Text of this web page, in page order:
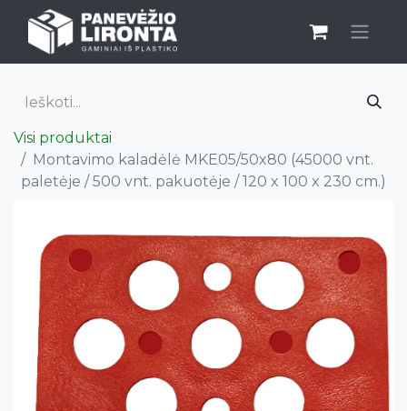
Visi produktai
Montavimo kaladėlė MKE05/50x80 (45000 vnt.
paletėje / 500 vnt. pakuotėje / 120 x 100 x 230 cm.)